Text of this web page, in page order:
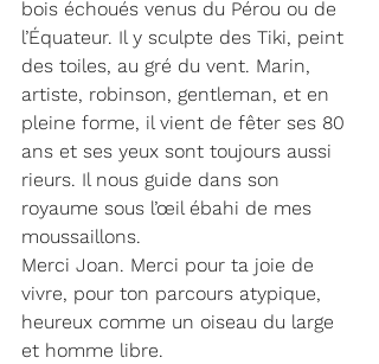
bois échoués venus du Pérou ou de
l’Équateur. Il y sculpte des Tiki, peint
des toiles, au gré du vent. Marin,
artiste, robinson, gentleman, et en
pleine forme, il vient de fêter ses 80
ans et ses yeux sont toujours aussi
rieurs. Il nous guide dans son
royaume sous l’œil ébahi de mes
moussaillons.
Merci Joan. Merci pour ta joie de
vivre, pour ton parcours atypique,
heureux comme un oiseau du large
et homme libre.